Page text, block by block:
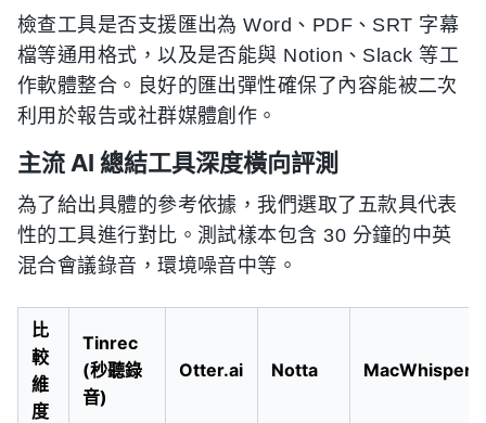
檢查工具是否支援匯出為 Word、PDF、SRT 字幕
檔等通用格式，以及是否能與 Notion、Slack 等工
作軟體整合。良好的匯出彈性確保了內容能被二次
利用於報告或社群媒體創作。
主流 AI 總結工具深度橫向評測
為了給出具體的參考依據，我們選取了五款具代表
性的工具進行對比。測試樣本包含 30 分鐘的中英
混合會議錄音，環境噪音中等。
比
較
維
度
Tinrec
(秒聽錄
音)
Otter.ai Notta MacWhisper